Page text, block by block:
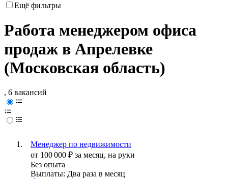
Ещё фильтры
Работа менеджером офиса
продаж в Апрелевке
(Московская область)
, 6 вакансий
Менеджер по недвижимости
от 100 000 ₽ за месяц, на руки
Без опыта
Выплаты: Два раза в месяц